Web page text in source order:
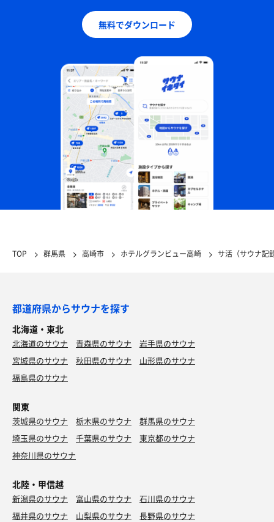
無料でダウンロード
TOP 群馬県 高崎市 ホテルグランビュー高崎 サ活（サウナ記
都道府県からサウナを探す
北海道・東北
北海道のサウナ 青森県のサウナ
岩手県のサウナ
宮城県のサウナ
秋田県のサウナ
山形県のサウナ
福島県のサウナ
関東
茨城県のサウナ 栃木県のサウナ
群馬県のサウナ
埼玉県のサウナ
千葉県のサウナ
東京都のサウナ
神奈川県のサウナ
北陸・甲信越
新潟県のサウナ 富山県のサウナ
石川県のサウナ
福井県のサウナ
山梨県のサウナ 長野県のサウナ